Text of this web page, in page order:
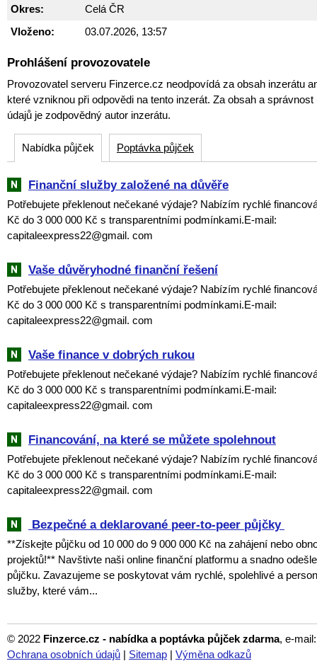
Okres:
Celá ČR
Vloženo:
03.07.2026, 13:57
Prohlášení provozovatele
Provozovatel serveru Finzerce.cz neodpovídá za obsah inzerátu
které vzniknou při odpovědi na tento inzerát. Za obsah a
údajů je zodpovědný autor inzerátu.
Nabídka půjček Poptávka půjček
Finanční služby založené na důvěře
Potřebujete překlenout nečekané výdaje? Nabízím rychlé
Kč do 3 000 000 Kč s transparentními podmínkami.E-mail:
capitaleexpress22@gmail. com
Vaše důvěryhodné finanční řešení
Potřebujete překlenout nečekané výdaje? Nabízím rychlé
Kč do 3 000 000 Kč s transparentními podmínkami.E-mail:
capitaleexpress22@gmail. com
Vaše finance v dobrých rukou
Potřebujete překlenout nečekané výdaje? Nabízím rychlé
Kč do 3 000 000 Kč s transparentními podmínkami.E-mail:
capitaleexpress22@gmail. com
Financování, na které se můžete spolehnout
Potřebujete překlenout nečekané výdaje? Nabízím rychlé
Kč do 3 000 000 Kč s transparentními podmínkami.E-mail:
capitaleexpress22@gmail. com
‎ ‎Bezpečné a deklarované peer-to-peer půjčky ‎
**Získejte půjčku od 10 000 do 9 000 000 Kč na zahájení nebo
projektů!** Navštivte naši online finanční platformu a snadno
půjčku. Zavazujeme se poskytovat vám rychlé, spolehlivé a
služby, které vám...
© 2022 Finzerce.cz - nabídka a poptávka půjček zdarma, e-
Ochrana osobních údajů | Sitemap | Výměna odkazů